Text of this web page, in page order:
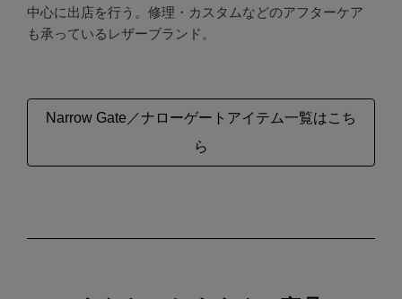
中心に出店を行う。修理・カスタムなどのアフターケア
も承っているレザーブランド。
Narrow Gate／ナローゲートアイテム一覧はこち
ら